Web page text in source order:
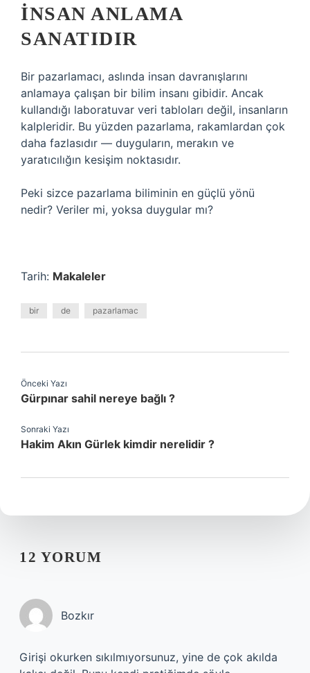
İNSAN ANLAMA
SANATIDIR
Bir pazarlamacı, aslında insan davranışlarını
anlamaya çalışan bir bilim insanı gibidir. Ancak
kullandığı laboratuvar veri tabloları değil, insanların
kalpleridir. Bu yüzden pazarlama, rakamlardan çok
daha fazlasıdır — duyguların, merakın ve
yaratıcılığın kesişim noktasıdır.
Peki sizce pazarlama biliminin en güçlü yönü
nedir? Veriler mi, yoksa duygular mı?
Tarih: Makaleler
bir de pazarlamac
Önceki Yazı
Gürpınar sahil nereye bağlı ?
Sonraki Yazı
Hakim Akın Gürlek kimdir nerelidir ?
12 YORUM
Bozkır
Girişi okurken sıkılmıyorsunuz, yine de çok akılda